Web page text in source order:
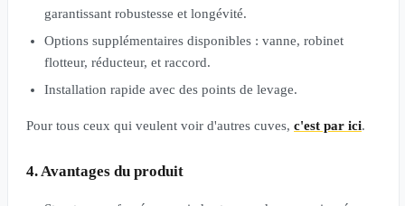
garantissant robustesse et longévité.
Options supplémentaires disponibles : vanne, robinet
flotteur, réducteur, et raccord.
Installation rapide avec des points de levage.
Pour tous ceux qui veulent voir d'autres cuves, c'est par ici.
4. Avantages du produit